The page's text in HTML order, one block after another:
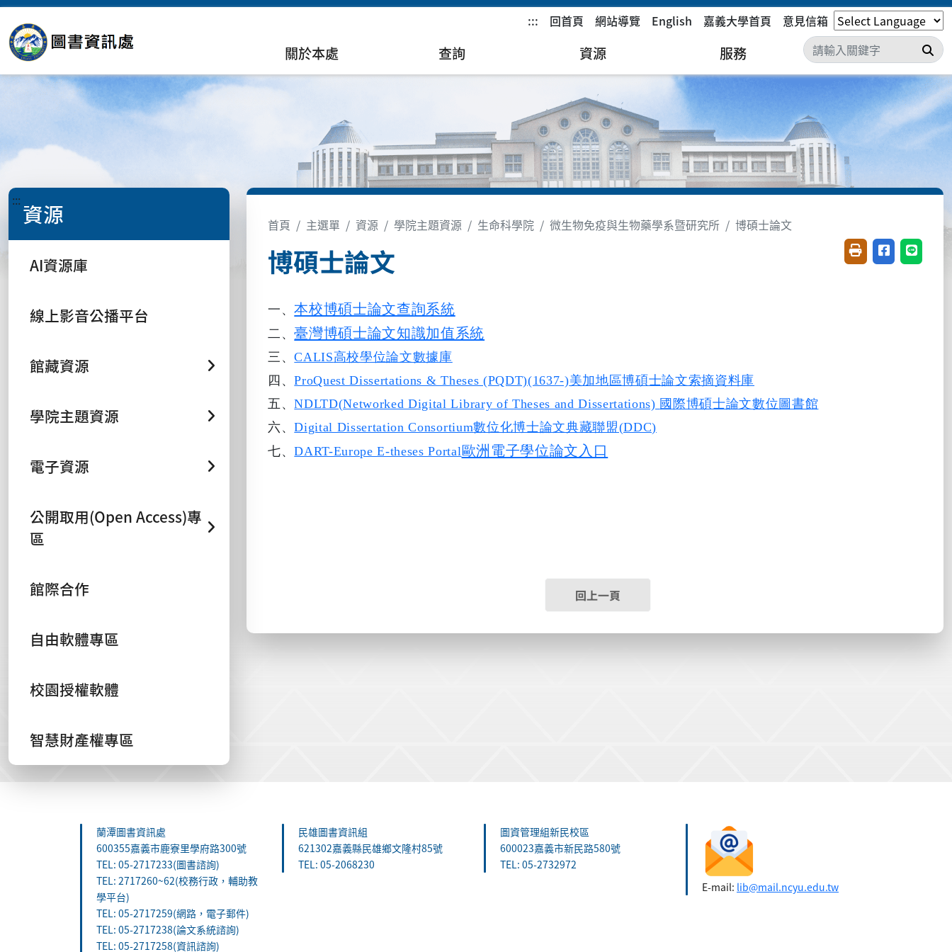
::: 回首頁 網站導覽 English 嘉義大學首頁 意見信箱
關於本處 查詢 資源 服務 搜
::: 資源
AI資源庫
線上影音公播平台
館藏資源
學院主題資源
電子資源
公開取用(Open Access)專
區
館際合作
自由軟體專區
校園授權軟體
智慧財產權專區
首頁 主選單 資源 學院主題資源 生命科學院 微生物免疫與生物藥學系暨研究所 博碩士論文
博碩士論文 友善列印(開新視窗)
分享至臉書(
分享至
一、本校博碩士論文查詢系統
二、臺灣博碩士論文知識加值系統
三 、CALIS高校學位論文數據庫
四、ProQuest Dissertations & Theses (PQDT)(1637-)美加地區博碩士論文索摘資料庫
五、NDLTD(Networked Digital Library of Theses and Dissertations) 國際博碩士論文數位圖書館
六、Digital Dissertation Consortium數位化博士論文典藏聯盟(DDC)
七、DART-Europe E-theses Portal歐洲電子學位論文入口
回上一頁
蘭潭圖書資訊處
600355嘉義市鹿寮里學府路300號
TEL: 05-2717233(圖書諮詢)
TEL: 2717260~62(校務行政，輔助教
學平台)
TEL: 05-2717259(網路，電子郵件)
TEL: 05-2717238(論文系統諮詢)
TEL: 05-2717258(資訊諮詢)
民雄圖書資訊組
621302嘉義縣民雄鄉文隆村85號
TEL: 05-2068230
圖資管理組新民校區
600023嘉義市新民路580號
TEL: 05-2732972
E-mail: lib@mail.ncyu.edu.tw